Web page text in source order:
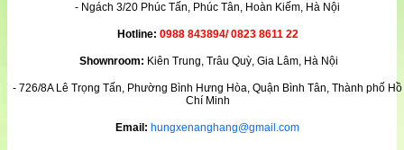
- Ngách 3/20 Phúc Tấn, Phúc Tân, Hoàn Kiếm, Hà Nội
Hotline: 0988 843894/ 0823 8611 22
Shownroom: Kiên Trung, Trâu Quỳ, Gia Lâm, Hà Nội
- 726/8A Lê Trọng Tấn, Phường Bình Hưng Hòa, Quận Bình Tân, Thành phố Hồ
Chí Minh
Email: hungxenanghang@gmail.com